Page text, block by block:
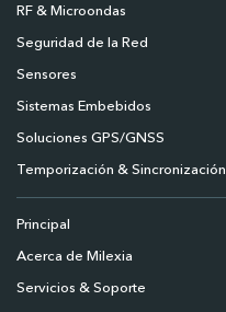
RF & Microondas
Seguridad de la Red
Sensores
Sistemas Embebidos
Soluciones GPS/GNSS
Temporización & Sincronización
Principal
Acerca de Milexia
Servicios & Soporte